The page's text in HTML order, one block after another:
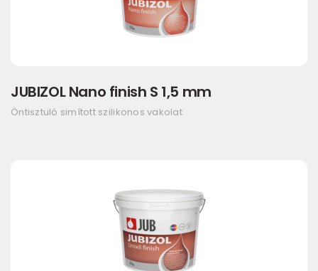
JUBIZOL Nano finish S 1,5 mm
Öntisztuló simított szilikonos vakolat